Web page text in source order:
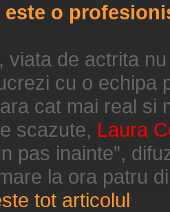
este o
viata de actrita
cu o echipa
cat mai real si
scazute, Laura
pas inainte”,
la ora patru
tot articolul